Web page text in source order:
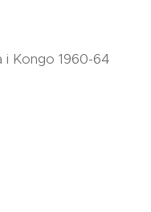
i Kongo 1960-64